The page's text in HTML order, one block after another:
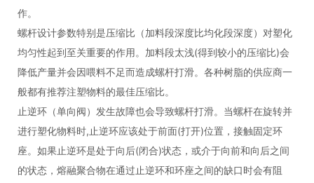
作。
螺杆设计参数特别是压缩比（加料段深度比均化段深度）对塑化
均匀性起到至关重要的作用。加料段太浅(得到较小的压缩比)会
降低产量并会因喂料不足而造成螺杆打滑。各种树脂的供应商一
般都有推荐注塑物料的最佳压缩比。
止逆环（单向阀）发生故障也会导致螺杆打滑。当螺杆在旋转并
进行塑化物料时,止逆环应该处于前面(打开)位置，接触固定环
座。如果止逆环是处于向后(闭合)状态，或介于向前和向后之间
的状态，熔融聚合物在通过止逆环和环座之间的缺口时会有阻